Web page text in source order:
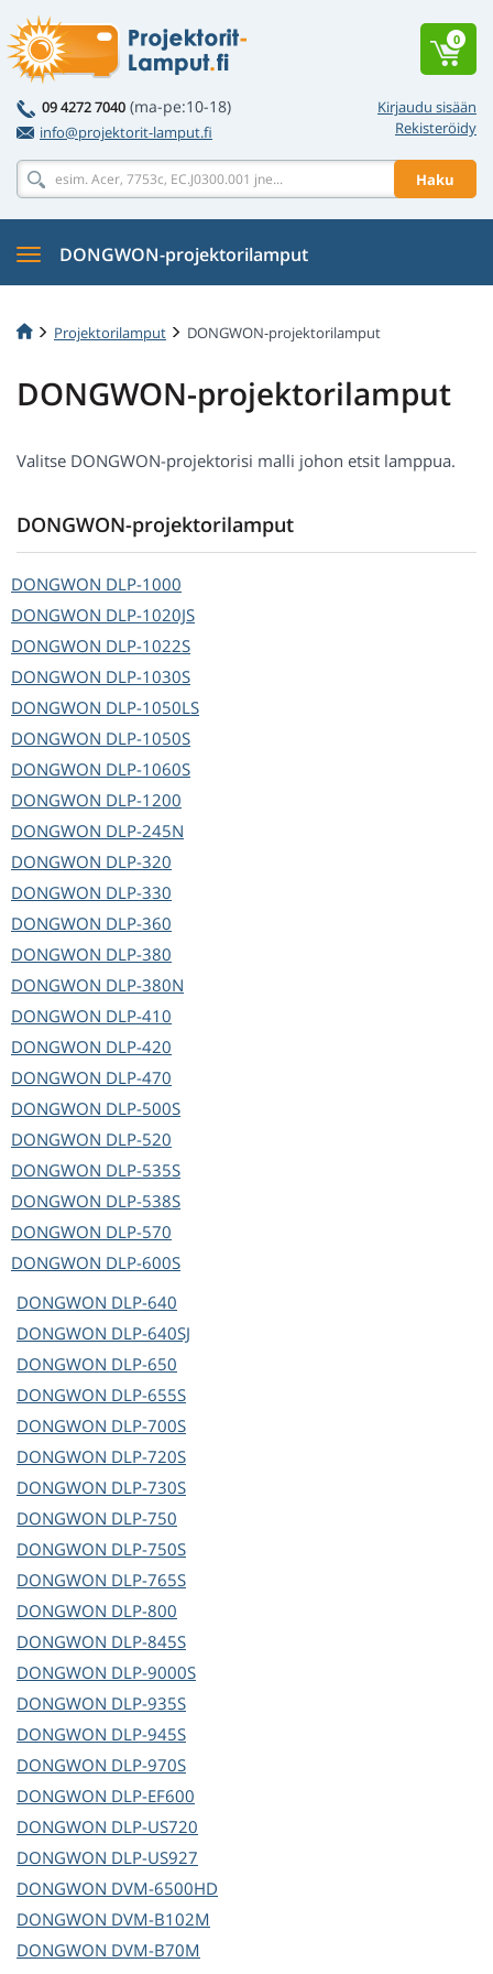
Kirjaudu sisään
Rekisteröidy
09 4272 7040 (ma-pe:10-18)
info@projektorit-lamput.fi
Haku
0
DONGWON-projektorilamput
Projektorilamput DONGWON-projektorilamput
DONGWON-projektorilamput
Valitse DONGWON-projektorisi malli johon etsit lamppua.
DONGWON-projektorilamput
DONGWON DLP-1000
DONGWON DLP-1020JS
DONGWON DLP-1022S
DONGWON DLP-1030S
DONGWON DLP-1050LS
DONGWON DLP-1050S
DONGWON DLP-1060S
DONGWON DLP-1200
DONGWON DLP-245N
DONGWON DLP-320
DONGWON DLP-330
DONGWON DLP-360
DONGWON DLP-380
DONGWON DLP-380N
DONGWON DLP-410
DONGWON DLP-420
DONGWON DLP-470
DONGWON DLP-500S
DONGWON DLP-520
DONGWON DLP-535S
DONGWON DLP-538S
DONGWON DLP-570
DONGWON DLP-600S
DONGWON DLP-640
DONGWON DLP-640SJ
DONGWON DLP-650
DONGWON DLP-655S
DONGWON DLP-700S
DONGWON DLP-720S
DONGWON DLP-730S
DONGWON DLP-750
DONGWON DLP-750S
DONGWON DLP-765S
DONGWON DLP-800
DONGWON DLP-845S
DONGWON DLP-9000S
DONGWON DLP-935S
DONGWON DLP-945S
DONGWON DLP-970S
DONGWON DLP-EF600
DONGWON DLP-US720
DONGWON DLP-US927
DONGWON DVM-6500HD
DONGWON DVM-B102M
DONGWON DVM-B70M